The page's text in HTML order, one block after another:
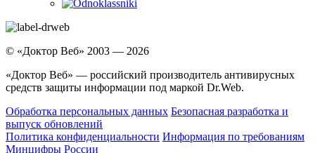
© «Доктор Веб» 2003 — 2026
«Доктор Веб» — российский производитель антивирусных
средств защиты информации под маркой Dr.Web.
Обработка персональных данных Безопасная разработка и
выпуск обновлений
Политика конфиденциальности Информация по требованиям
Минцифры России